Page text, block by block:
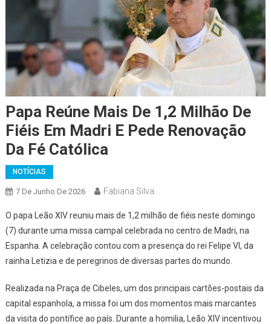
Papa Reúne Mais De 1,2 Milhão De
Fiéis Em Madri E Pede Renovação
Da Fé Católica
NOTÍCIAS
7 De Junho De 2026 Fabiana Silva
O papa Leão XIV reuniu mais de 1,2 milhão de fiéis neste domingo
(7) durante uma missa campal celebrada no centro de Madri, na
Espanha. A celebração contou com a presença do rei Felipe VI, da
rainha Letizia e de peregrinos de diversas partes do mundo.
Realizada na Praça de Cibeles, um dos principais cartões-postais da
capital espanhola, a missa foi um dos momentos mais marcantes
da visita do pontífice ao país. Durante a homilia, Leão XIV incentivou